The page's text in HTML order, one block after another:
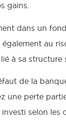
gains.
dans un
au
à sa structure
de la
une perte
selon les